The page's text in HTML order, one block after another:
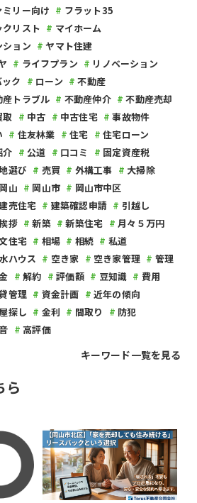
ミリー向け
フラット35
クリスト
マイホーム
ション
ヤマト住建
ライフプラン
リノベーション
ク ローン
不動産
産トラブル 不動産仲介
不動産売却
取 中古 中古住宅
事故物件
住友林業 住宅
住宅ローン
介 公道 口コミ
固定資産税
選び 売買 外構工事
大掃除
岡山 岡山市
岡山市中区
売住宅 建築確認申請
引越し
拶 新築 新築住宅
月々５万円
住宅 相場 相続
私道
ハウス 空き家 空き家管理
管理
解約 評価額 豆知識
費用
管理 資金計画
近年の傾向
探し 金利 間取り
防犯
高評価
キーワード一覧を見る
ら